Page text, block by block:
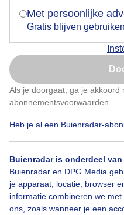
Met persoonlijke
Gratis blijven gebruiken
Als je doorgaat, ga je akkoord
abonnementsvoorwaarden
Heb je al een Buienradar-
Buienradar is onderdeel van
Buienradar en DPG Media
je apparaat, locatie, browser
informatie combineren we
ons, zoals wanneer je een
Wolken
Wolken Regen
Nu niet,
Klik hierom